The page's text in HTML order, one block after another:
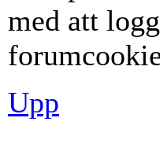
med att
Upp